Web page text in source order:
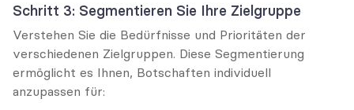
Schritt 3: Segmentieren Sie Ihre Zielgruppe
Verstehen Sie die Bedürfnisse und Prioritäten der
verschiedenen Zielgruppen. Diese Segmentierung
ermöglicht es Ihnen, Botschaften individuell
anzupassen für: